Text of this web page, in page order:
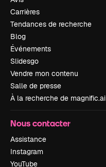
Carrières
Tendances de recherche
Blog
Événements
Slidesgo
Vendre mon contenu
Salle de presse
À la recherche de magnific.ai
Nous contacter
Assistance
Instagram
YouTube